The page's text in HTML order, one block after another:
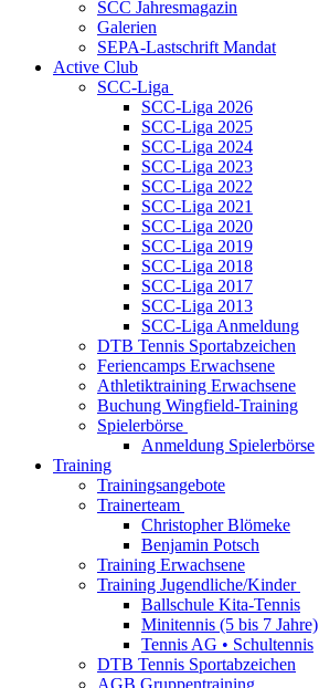
SCC Jahresmagazin
Galerien
SEPA-Lastschrift Mandat
Active Club
SCC-Liga
SCC-Liga 2026
SCC-Liga 2025
SCC-Liga 2024
SCC-Liga 2023
SCC-Liga 2022
SCC-Liga 2021
SCC-Liga 2020
SCC-Liga 2019
SCC-Liga 2018
SCC-Liga 2017
SCC-Liga 2013
SCC-Liga Anmeldung
DTB Tennis Sportabzeichen
Feriencamps Erwachsene
Athletiktraining Erwachsene
Buchung Wingfield-Training
Spielerbörse
Anmeldung Spielerbörse
Training
Trainingsangebote
Trainerteam
Christopher Blömeke
Benjamin Potsch
Training Erwachsene
Training Jugendliche/Kinder
Ballschule Kita-Tennis
Minitennis (5 bis 7 Jahre)
Tennis AG • Schultennis
DTB Tennis Sportabzeichen